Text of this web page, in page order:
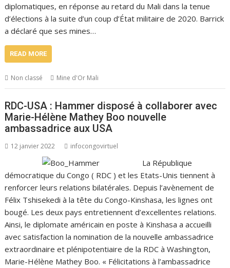
diplomatiques, en réponse au retard du Mali dans la tenue
d’élections à la suite d’un coup d’État militaire de 2020. Barrick
a déclaré que ses mines…
READ MORE
Non classé Mine d'Or Mali
RDC-USA : Hammer disposé à collaborer avec
Marie-Hélène Mathey Boo nouvelle
ambassadrice aux USA
12 janvier 2022 infocongovirtuel
La République
démocratique du Congo ( RDC ) et les Etats-Unis tiennent à
renforcer leurs relations bilatérales. Depuis l’avènement de
Félix Tshisekedi à la tête du Congo-Kinshasa, les lignes ont
bougé. Les deux pays entretiennent d’excellentes relations.
Ainsi, le diplomate américain en poste à Kinshasa a accueilli
avec satisfaction la nomination de la nouvelle ambassadrice
extraordinaire et plénipotentiaire de la RDC à Washington,
Marie-Hélène Mathey Boo. « Félicitations à l’ambassadrice